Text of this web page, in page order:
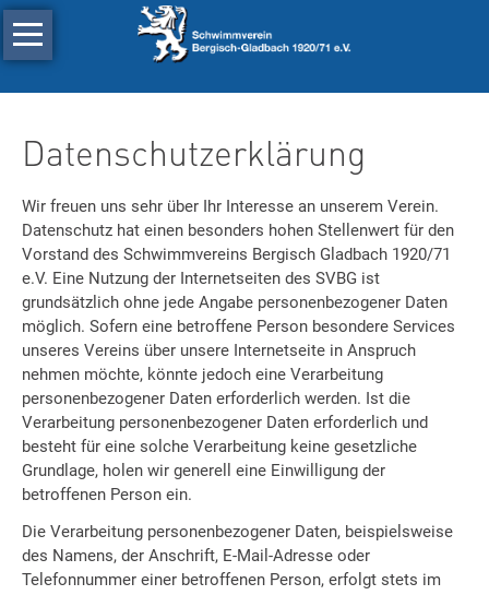
Navigation
überspringen
Schwimmen
Wasserball
Tauchen
Der
Verein
Datenschutzerklärung
Wir freuen uns sehr über Ihr Interesse an unserem Verein.
Datenschutz hat einen besonders hohen Stellenwert für den
Vorstand des Schwimmvereins Bergisch Gladbach 1920/71
e.V. Eine Nutzung der Internetseiten des SVBG ist
grundsätzlich ohne jede Angabe personenbezogener Daten
möglich. Sofern eine betroffene Person besondere Services
unseres Vereins über unsere Internetseite in Anspruch
nehmen möchte, könnte jedoch eine Verarbeitung
personenbezogener Daten erforderlich werden. Ist die
Verarbeitung personenbezogener Daten erforderlich und
besteht für eine solche Verarbeitung keine gesetzliche
Grundlage, holen wir generell eine Einwilligung der
betroffenen Person ein.
Die Verarbeitung personenbezogener Daten, beispielsweise
des Namens, der Anschrift, E-Mail-Adresse oder
Telefonnummer einer betroffenen Person, erfolgt stets im